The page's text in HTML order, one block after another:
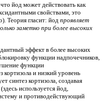
йод может действовать как
свойствами, это
Теория гласит: йод проявляет
заметно при более высоких
эффект в более высоких
функции надпочечников,
функции
кортизола и низкий уровень
синтез кортизола, создавая
используется йод,
и противодействующий